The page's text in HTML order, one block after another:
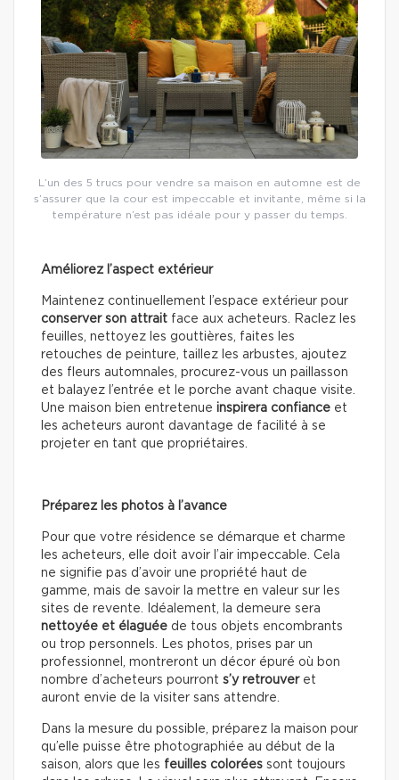
L’un des 5 trucs pour vendre sa maison en automne est de
s’assurer que la cour est impeccable et invitante, même si la
température n’est pas idéale pour y passer du temps.
Améliorez l’aspect extérieur
Maintenez continuellement l’espace extérieur pour
conserver son attrait face aux acheteurs. Raclez les
feuilles, nettoyez les gouttières, faites les
retouches de peinture, taillez les arbustes, ajoutez
des fleurs automnales, procurez-vous un paillasson
et balayez l’entrée et le porche avant chaque visite.
Une maison bien entretenue inspirera confiance et
les acheteurs auront davantage de facilité à se
projeter en tant que propriétaires.
Préparez les photos à l’avance
Pour que votre résidence se démarque et charme
les acheteurs, elle doit avoir l’air impeccable. Cela
ne signifie pas d’avoir une propriété haut de
gamme, mais de savoir la mettre en valeur sur les
sites de revente. Idéalement, la demeure sera
nettoyée et élaguée de tous objets encombrants
ou trop personnels. Les photos, prises par un
professionnel, montreront un décor épuré où bon
nombre d’acheteurs pourront s’y retrouveret
auront envie de la visiter sans attendre.
Dans la mesure du possible, préparez la maison pour
qu’elle puisse être photographiée au début de la
saison, alors que les feuilles colorées sont toujours